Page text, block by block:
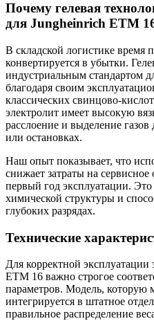
Почему гелевая
для Jungheinrich ETM
В складской логистике время
конвертируется в убытки.
индустриальным стандартом
благодаря своим
классических свинцово-
электролит имеет высокую
расслоение и выделение
или остановках.
Наш опыт показывает, что
снижает затраты на
первый год эксплуатации. Это
химической структуры и
глубоких разрядах.
Технические
Для корректной эксплуатации
ETM 16 важно строгое
параметров. Модель, которую
интегрируется в штатное
правильное распределение